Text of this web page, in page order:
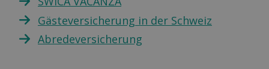
Gästeversicherung in der Schweiz
Abredeversicherung